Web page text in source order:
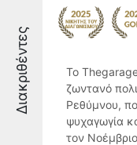
Διακριθέντες
Το
ζωντανό
Ρεθύμνου,
ψυχαγωγία
τον